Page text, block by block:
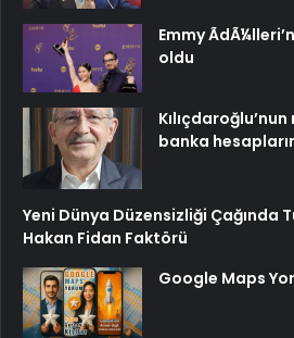
Emmy
oldu
banka
Yeni Dünya Düzensizliği Çağında
Hakan Fidan Faktörü
Google Maps